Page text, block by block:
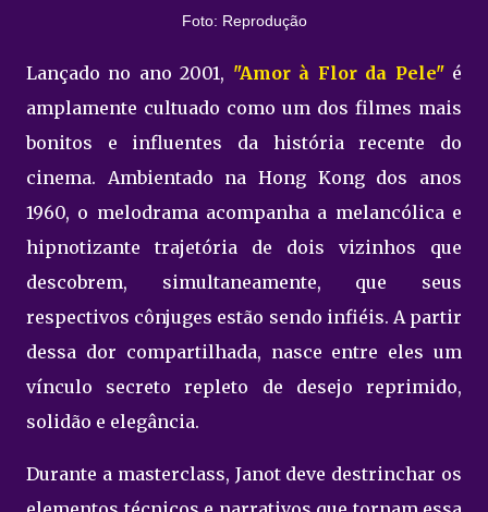
Foto: Reprodução
Lançado no ano 2001, "Amor à Flor da Pele"é
amplamente cultuado como um dos filmes mais
bonitos e influentes da história recente do
cinema. Ambientado na Hong Kong dos anos
1960, o melodrama acompanha a melancólica e
hipnotizante trajetória de dois vizinhos que
descobrem, simultaneamente, que seus
respectivos cônjuges estão sendo infiéis. A partir
dessa dor compartilhada, nasce entre eles um
vínculo secreto repleto de desejo reprimido,
solidão e elegância.
Durante a masterclass, Janot deve destrinchar os